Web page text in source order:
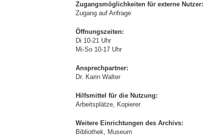
Zugangsmöglichkeiten für externe Nutzer:
Zugang auf Anfrage
Öffnungszeiten:
Di 10-21 Uhr
Mi-So 10-17 Uhr
Ansprechpartner:
Dr. Karin Walter
Hilfsmittel für die Nutzung:
Arbeitsplätze, Kopierer
Weitere Einrichtungen des Archivs:
Bibliothek, Museum